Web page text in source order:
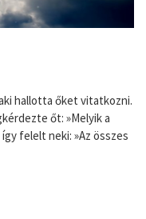
hallotta őket vitatkozni.
őt: »Melyik a
felelt neki: »Az összes